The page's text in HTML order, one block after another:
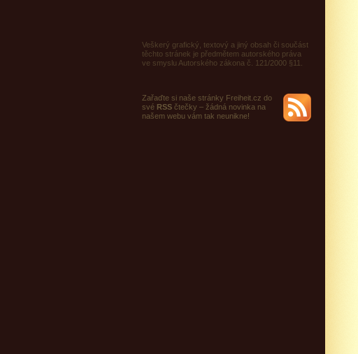
Veškerý grafický, textový a jiný obsah či součást
těchto stránek je předmětem autorského práva
ve smyslu Autorského zákona č. 121/2000 §11.
Zařaďte si naše stránky Freiheit.cz do
své RSS čtečky – žádná novinka na
našem webu vám tak neunikne!